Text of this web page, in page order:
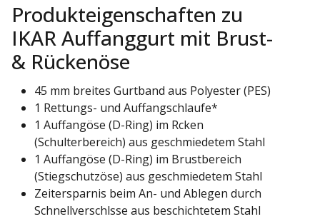
Produkteigenschaften zu
IKAR Auffanggurt mit Brust-
& Rückenöse
45 mm breites Gurtband aus Polyester (PES)
1 Rettungs- und Auffangschlaufe*
1 Auffangöse (D-Ring) im Rcken
(Schulterbereich) aus geschmiedetem Stahl
1 Auffangöse (D-Ring) im Brustbereich
(Stiegschutzöse) aus geschmiedetem Stahl
Zeitersparnis beim An- und Ablegen durch
Schnellverschlsse aus beschichtetem Stahl